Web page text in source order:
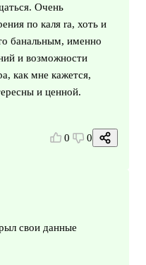
Очень
по каля ra, хоть и
банальным, именно
и возможности
как мне кажется,
и ценной.
0 0
свои данные